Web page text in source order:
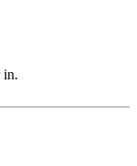
in.